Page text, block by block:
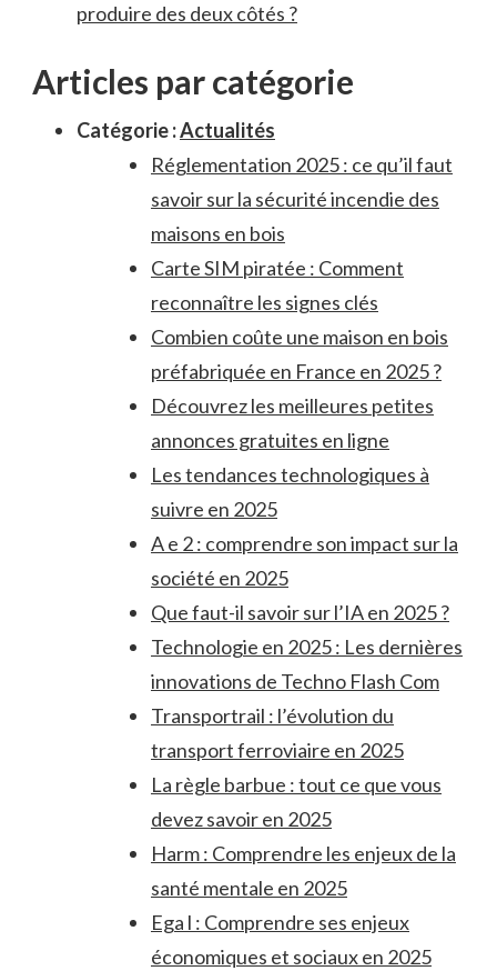
produire des deux côtés ?
Articles par catégorie
Catégorie :Actualités
Réglementation 2025 : ce qu’il faut
savoir sur la sécurité incendie des
maisons en bois
Carte SIM piratée : Comment
reconnaître les signes clés
Combien coûte une maison en bois
préfabriquée en France en 2025 ?
Découvrez les meilleures petites
annonces gratuites en ligne
Les tendances technologiques à
suivre en 2025
A e 2 : comprendre son impact sur la
société en 2025
Que faut-il savoir sur l’IA en 2025 ?
Technologie en 2025 : Les dernières
innovations de Techno Flash Com
Transportrail : l’évolution du
transport ferroviaire en 2025
La règle barbue : tout ce que vous
devez savoir en 2025
Harm : Comprendre les enjeux de la
santé mentale en 2025
Ega l : Comprendre ses enjeux
économiques et sociaux en 2025